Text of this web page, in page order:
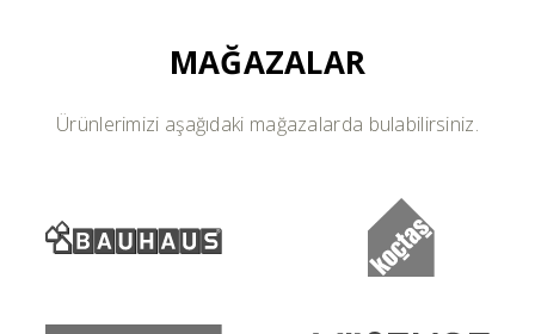
MAĞAZALAR
Ürünlerimizi aşağıdaki mağazalarda bulabilirsiniz.